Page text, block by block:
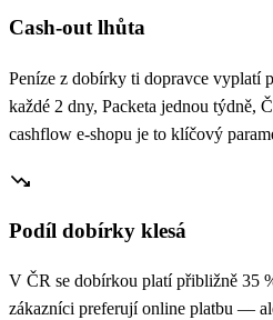
Cash-out lhůta
Peníze z dobírky ti dopravce vyplatí
každé 2 dny, Packeta jednou týdně,
cashflow e-shopu je to klíčový
trending_down
Podíl dobírky klesá
V ČR se dobírkou platí přibližně 35
zákazníci preferují online platbu —